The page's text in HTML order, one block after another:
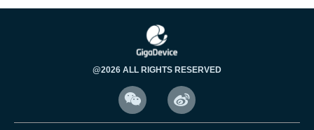
92.布线的等长的目的是为了进行时序的匹配及5
个常用的约束管理器
93.约束管理的新特征解读和过孔延迟时间计算
等其他新增约束规则讲解
@2026 ALL RIGHTS RESERVED
 